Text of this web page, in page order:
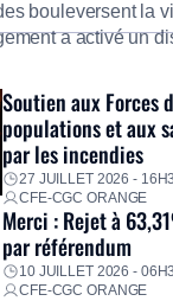
bouleversent la
a activé un
sociale, le
équipes afin de
financières
[…]
Soutien aux Forces
populations et aux
par les incendies
27 JUILLET 2026 -
CFE-CGC ORANGE
Merci : Rejet à
par référendum
10 JUILLET 2026 -
CFE-CGC ORANGE